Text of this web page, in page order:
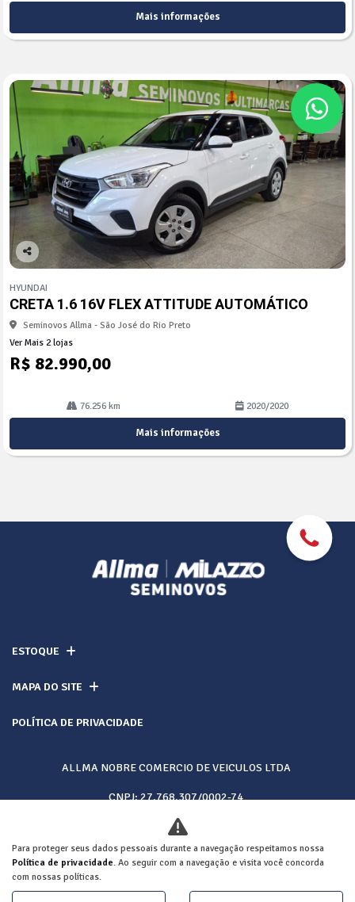
Mais informações
Co
arti
lhe
HYUNDAI
CRETA 1.6 16V FLEX ATTITUDE AUTOMÁTICO
Seminovos Allma - São José do Rio Preto
Ver Mais 2 lojas
R$ 82.990,00
76.256 km 2020/2020
Mais informações
ESTOQUE
MAPA DO SITE
POLÍTICA DE PRIVACIDADE
ALLMA NOBRE COMERCIO DE VEICULOS LTDA
CNPJ: 27.768.307/0002-74
Desacelere. Seu bem maior é a vida.
Para proteger seus dados pessoais durante a navegação respeitamos nossa
Política de privacidade. Ao seguir com a navegação e visita você concorda
com nossas políticas.